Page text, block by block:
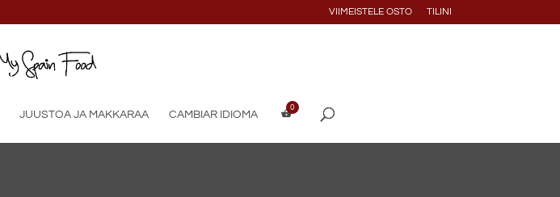
VIIMEISTELE OSTO TILINI
JUUSTOA JA MAKKARAA CAMBIAR IDIOMA